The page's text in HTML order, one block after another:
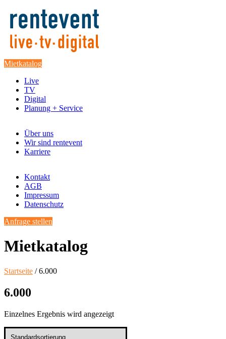
Mietkatalog
Live
TV
Digital
Planung + Service
Über uns
Wir sind rentevent
Karriere
Kontakt
AGB
Impressum
Datenschutz
Anfrage stellen
Mietkatalog
Startseite / 6.000
6.000
Einzelnes Ergebnis wird angezeigt